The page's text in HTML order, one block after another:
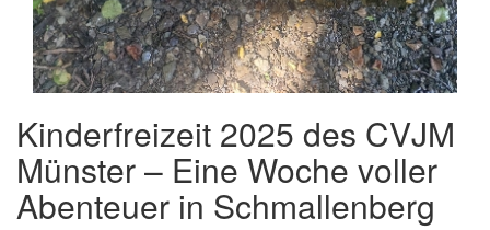
Kinderfreizeit 2025 des CVJM
Münster – Eine Woche voller
Abenteuer in Schmallenberg